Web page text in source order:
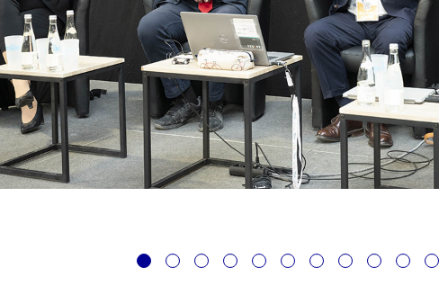
1 2 3 4 5 6 7 8 9 10 11